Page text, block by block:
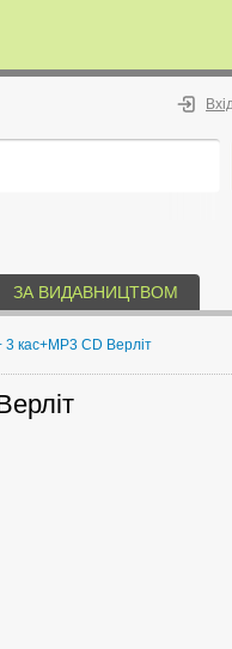
ЗА ВИДАВНИЦТВОМ
кас+MP3 CD Верліт